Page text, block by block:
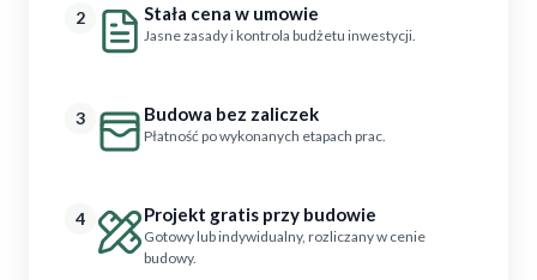
2 Stała cena w umowie
Jasne zasady i kontrola budżetu inwestycji.
3 Budowa bez zaliczek
Płatność po wykonanych etapach prac.
4 Projekt gratis przy budowie
Gotowy lub indywidualny, rozliczany w cenie
budowy.